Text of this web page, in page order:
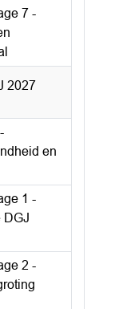
7 -
2027
en
1 -
DGJ
2 -